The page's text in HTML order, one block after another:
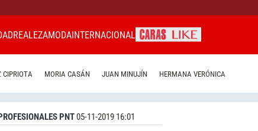
REALEZAMODAINTERNACIONAL
CIPRIOTA MORIA CASÁN JUAN MINUJÍN HERMANA VERÓNICA
PNT05-11-2019 16:01